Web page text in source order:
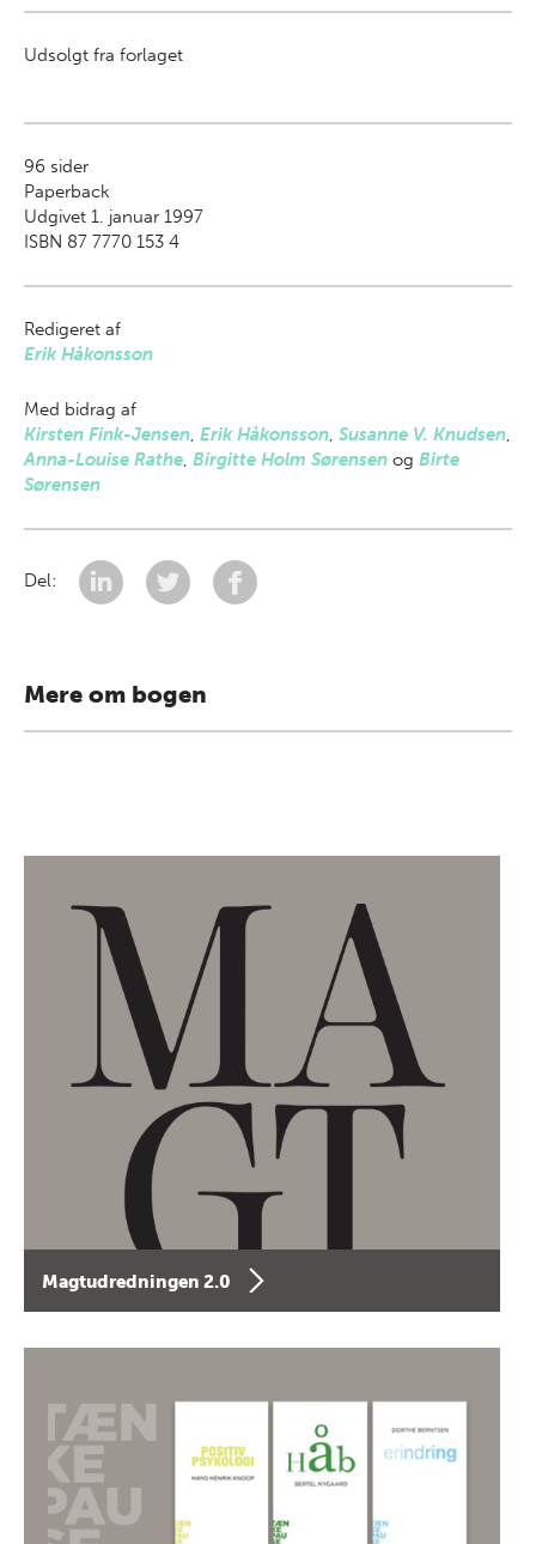
Udsolgt fra forlaget
96 sider
Paperback
Udgivet 1. januar 1997
ISBN 87 7770 153 4
Redigeret af
Erik Håkonsson
Med bidrag af
Kirsten Fink-Jensen, Erik Håkonsson, Susanne V. Knudsen,
Anna-Louise Rathe, Birgitte Holm Sørensen og Birte
Sørensen
Del:
Mere om bogen
Magtudredningen 2.0